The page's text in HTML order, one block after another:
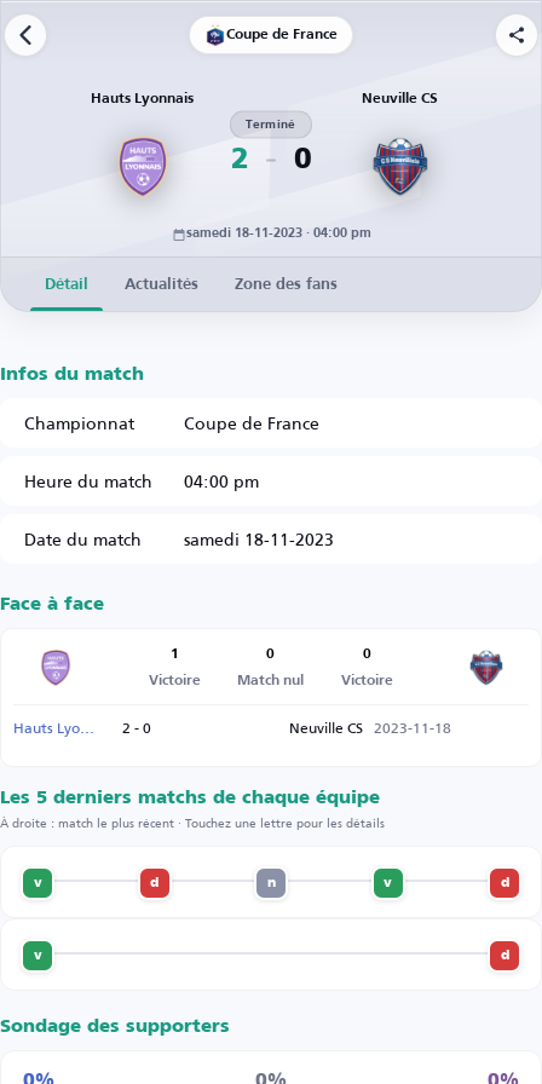
Coupe de France
Hauts Lyonnais
2
Terminé
0
Neuville CS
samedi 18-11-2023 · 04:00 pm
Détail Actualités Zone des fans
Infos du match
Championnat
Coupe de France
Heure du match
04:00 pm
Date du match
samedi 18-11-2023
Face à face
1
Victoire
0
Match nul
0
Victoire
Hauts Lyonnais 2 - 0 Neuville CS 2023-11-18
Les 5 derniers matchs de chaque équipe
À droite : match le plus récent · Touchez une lettre pour les détails
d
v
n
d
v
d
v
Sondage des supporters